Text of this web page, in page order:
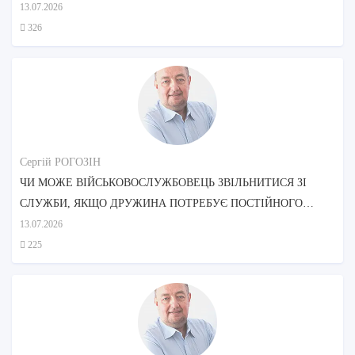
ДОГЛЯДОМ МАТЕРІ?
13.07.2026
326
Сергій РОГОЗІН
ЧИ МОЖЕ ВІЙСЬКОВОСЛУЖБОВЕЦЬ ЗВІЛЬНИТИСЯ ЗІ
СЛУЖБИ, ЯКЩО ДРУЖИНА ПОТРЕБУЄ ПОСТІЙНОГО
ДОГЛЯДУ?
13.07.2026
225